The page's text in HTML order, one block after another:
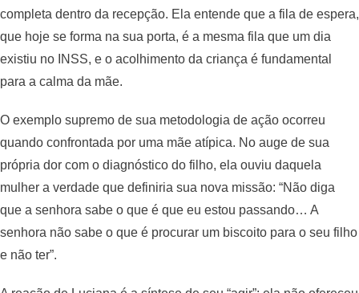
completa dentro da recepção. Ela entende que a fila de espera,
que hoje se forma na sua porta, é a mesma fila que um dia
existiu no INSS, e o acolhimento da criança é fundamental
para a calma da mãe.
O exemplo supremo de sua metodologia de ação ocorreu
quando confrontada por uma mãe atípica. No auge de sua
própria dor com o diagnóstico do filho, ela ouviu daquela
mulher a verdade que definiria sua nova missão: “Não diga
que a senhora sabe o que é que eu estou passando… A
senhora não sabe o que é procurar um biscoito para o seu filho
e não ter”.